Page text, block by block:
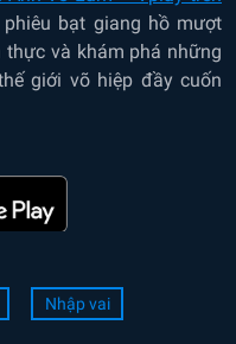
phiêu bạt giang hồ mượt
và khám phá những
giới võ hiệp đầy cuốn
Nhập vai